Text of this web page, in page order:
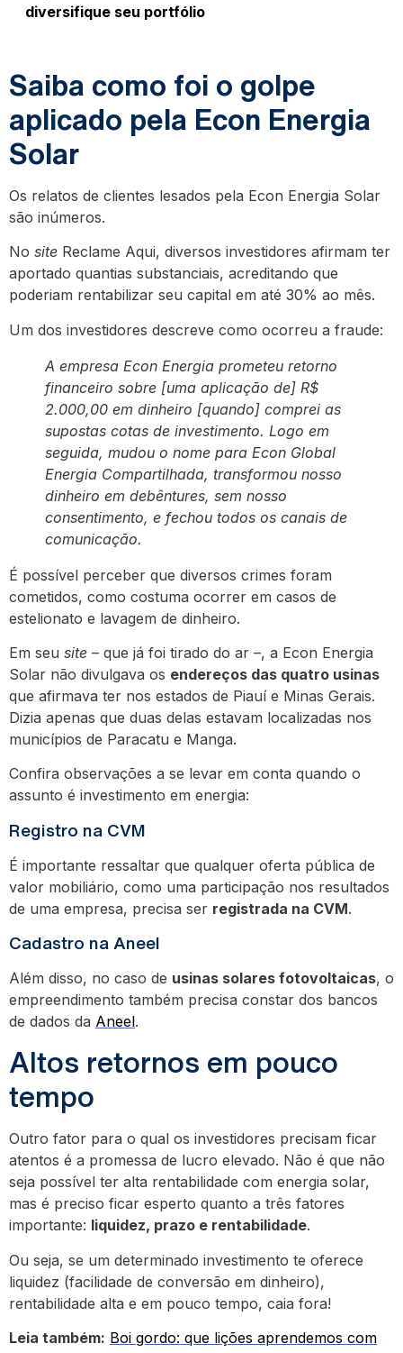
diversifique seu portfólio
Saiba como foi o golpe
aplicado pela Econ Energia
Solar
Os relatos de clientes lesados pela Econ Energia Solar
são inúmeros.
No site Reclame Aqui, diversos investidores afirmam ter
aportado quantias substanciais, acreditando que
poderiam rentabilizar seu capital em até 30% ao mês.
Um dos investidores descreve como ocorreu a fraude:
A empresa Econ Energia prometeu retorno
financeiro sobre [uma aplicação de] R$
2.000,00 em dinheiro [quando] comprei as
supostas cotas de investimento. Logo em
seguida, mudou o nome para Econ Global
Energia Compartilhada, transformou nosso
dinheiro em debêntures, sem nosso
consentimento, e fechou todos os canais de
comunicação.
É possível perceber que diversos crimes foram
cometidos, como costuma ocorrer em casos de
estelionato e lavagem de dinheiro.
Em seu site – que já foi tirado do ar –, a Econ Energia
Solar não divulgava os endereços das quatro usinas
que afirmava ter nos estados de Piauí e Minas Gerais.
Dizia apenas que duas delas estavam localizadas nos
municípios de Paracatu e Manga.
Confira observações a se levar em conta quando o
assunto é investimento em energia:
Registro na CVM
É importante ressaltar que qualquer oferta pública de
valor mobiliário, como uma participação nos resultados
de uma empresa, precisa ser registrada na CVM.
Cadastro na Aneel
Além disso, no caso de usinas solares fotovoltaicas, o
empreendimento também precisa constar dos bancos
de dados da Aneel.
Altos retornos em pouco
tempo
Outro fator para o qual os investidores precisam ficar
atentos é a promessa de lucro elevado. Não é que não
seja possível ter alta rentabilidade com energia solar,
mas é preciso ficar esperto quanto a três fatores
importante: liquidez, prazo e rentabilidade.
Ou seja, se um determinado investimento te oferece
liquidez (facilidade de conversão em dinheiro),
rentabilidade alta e em pouco tempo, caia fora!
Leia também: Boi gordo: que lições aprendemos com